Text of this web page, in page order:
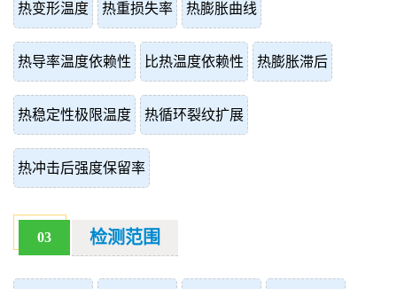
热变形温度 热重损失率 热膨胀曲线
热导率温度依赖性 比热温度依赖性 热膨胀滞后
热稳定性极限温度 热循环裂纹扩展
热冲击后强度保留率
03 检测范围